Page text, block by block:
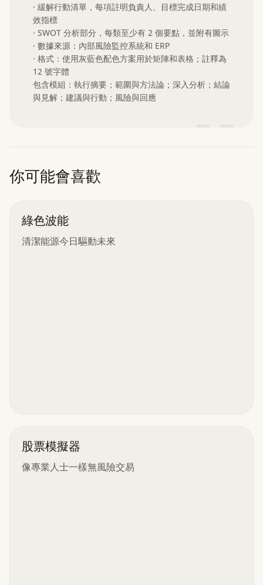
· 緩解行動清單，每項註明負責人、目標完成日期和績
效指標
· SWOT 分析部分，每類至少有 2 個要點，並附有圖示
· 數據來源：內部風險監控系統和 ERP
· 格式：使用灰藍色配色方案用於矩陣和表格；註釋為
12 號字體
包含模組：執行摘要；範圍與方法論；深入分析；結論
與見解；建議與行動；風險與回應
你可能會喜歡
綠色波能
清潔能源今日驅動未來
股票模擬器
像專業人士一樣無風險交易